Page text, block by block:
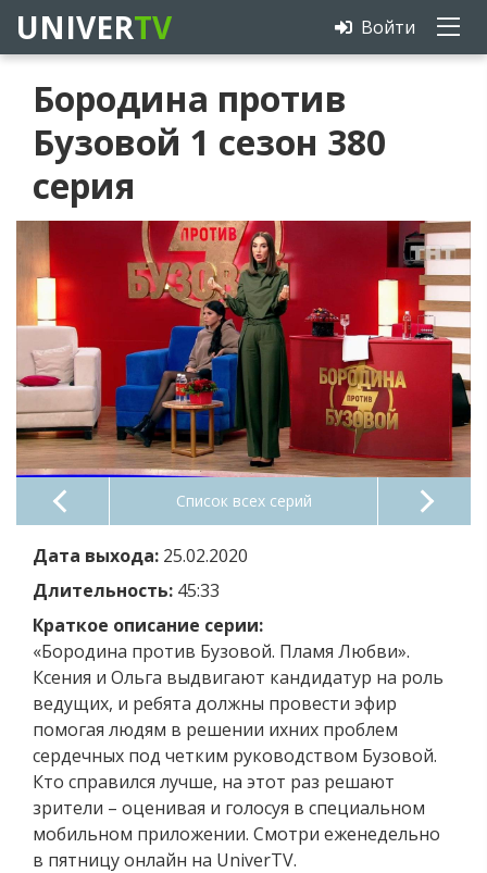
UNIVERTV Войти
Бородина против
Бузовой 1 сезон 380
серия
Список всех серий
Дата выхода: 25.02.2020
Длительность: 45:33
Краткое описание серии:
«Бородина против Бузовой. Пламя Любви».
Ксения и Ольга выдвигают кандидатур на роль
ведущих, и ребята должны провести эфир
помогая людям в решении ихних проблем
сердечных под четким руководством Бузовой.
Кто справился лучше, на этот раз решают
зрители – оценивая и голосуя в специальном
мобильном приложении. Смотри еженедельно
в пятницу онлайн на UniverTV.